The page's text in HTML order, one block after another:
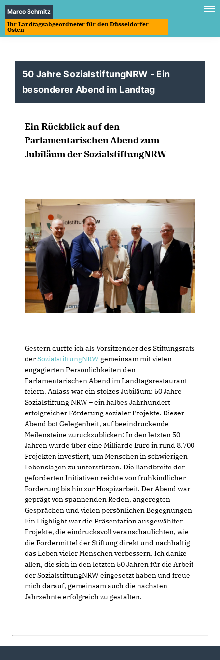
Marco Schmitz
Ihr Landtagsabgeordneter für den Düsseldorfer
Osten
50 Jahre SozialstiftungNRW - Ein
besonderer Abend im Landtag
Ein Rückblick auf den
Parlamentarischen Abend zum
Jubiläum der SozialstiftungNRW
Gestern durfte ich als Vorsitzender des Stiftungsrats
derSozialstiftungNRW gemeinsam mit vielen
engagierten Persönlichkeiten den
Parlamentarischen Abend im Landtagsrestaurant
feiern. Anlass war ein stolzes Jubiläum: 50 Jahre
Sozialstiftung NRW – ein halbes Jahrhundert
erfolgreicher Förderung sozialer Projekte. Dieser
Abend bot Gelegenheit, auf beeindruckende
Meilensteine zurückzublicken: In den letzten 50
Jahren wurde über eine Milliarde Euro in rund 8.700
Projekten investiert, um Menschen in schwierigen
Lebenslagen zu unterstützen. Die Bandbreite der
geförderten Initiativen reichte von frühkindlicher
Förderung bis hin zur Hospizarbeit. Der Abend war
geprägt von spannenden Reden, angeregten
Gesprächen und vielen persönlichen Begegnungen.
Ein Highlight war die Präsentation ausgewählter
Projekte, die eindrucksvoll veranschaulichten, wie
die Fördermittel der Stiftung direkt und nachhaltig
das Leben vieler Menschen verbessern. Ich danke
allen, die sich in den letzten 50 Jahren für die Arbeit
der SozialstiftungNRW eingesetzt haben und freue
mich darauf, gemeinsam auch die nächsten
Jahrzehnte erfolgreich zu gestalten.